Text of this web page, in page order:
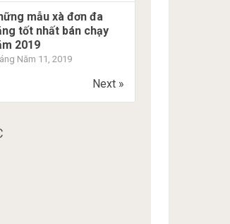
mẫu xà đơn đa
tốt nhất bán chạy
2019
Năm 11, 2019
Next »